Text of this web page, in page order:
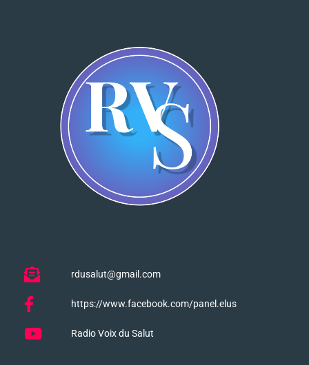
rdusalut@gmail.com
https://www.facebook.com/panel.elus
Radio Voix du Salut